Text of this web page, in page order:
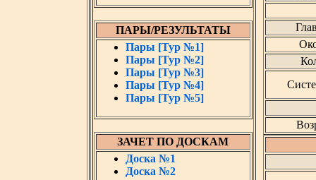
ПАРЫ/РЕЗУЛЬТАТЫ
Пары [Тур №1]
Пары [Тур №2]
Пары [Тур №3]
Пары [Тур №4]
Пары [Тур №5]
ЗАЧЕТ ПО ДОСКАМ
Доска №1
Доска №2